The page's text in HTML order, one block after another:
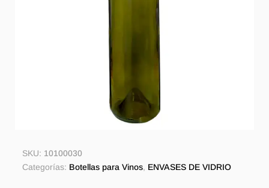
SKU: 10100030
Categorías: Botellas para Vinos, ENVASES DE VIDRIO